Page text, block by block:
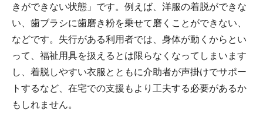
きができない状態」です。例えば、洋服の着脱ができな
い、歯ブラシに歯磨き粉を乗せて磨くことができない、
などです。失行がある利用者では、身体が動くからとい
って、福祉用具を扱えるとは限らなくなってしまいます
し、着脱しやすい衣服とともに介助者が声掛けでサポー
トするなど、在宅での支援もより工夫する必要があるか
もしれません。